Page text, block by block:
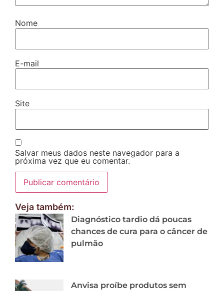
Nome
E-mail
Site
Salvar meus dados neste navegador para a
próxima vez que eu comentar.
Veja também:
Diagnóstico tardio dá poucas
chances de cura para o câncer de
pulmão
Anvisa proíbe produtos sem